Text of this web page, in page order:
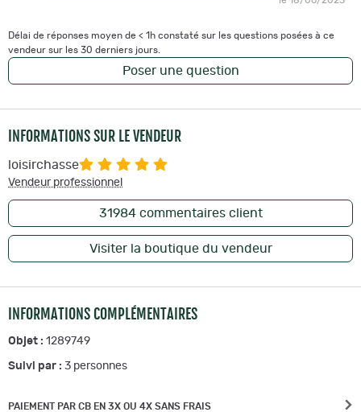
Délai de réponses moyen de < 1h constaté sur les questions posées à ce
vendeur sur les 30 derniers jours.
Poser une question
INFORMATIONS SUR LE VENDEUR
loisirchasse
Vendeur professionnel
31984commentaires client
Visiter la boutique du vendeur
INFORMATIONS COMPLÉMENTAIRES
Objet : 1289749
Suivi par : 3 personnes
PAIEMENT PAR CB EN 3X OU 4X SANS FRAIS